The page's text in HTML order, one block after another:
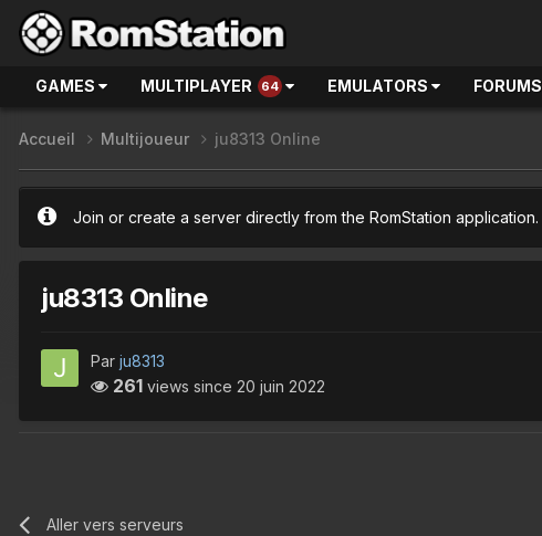
GAMES MULTIPLAYER 64 EMULATORS FORUMS
Accueil Multijoueur ju8313 Online
Join or create a server directly from the RomStation application.
ju8313 Online
Par ju8313
261 views since 20 juin 2022
Aller vers serveurs